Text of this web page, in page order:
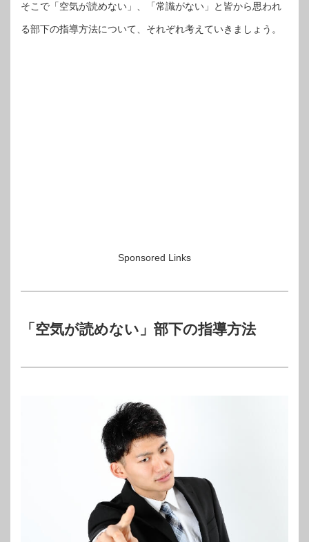
そこで「空気が読めない」、「常識がない」と皆から思われ
る部下の指導方法について、それぞれ考えていきましょう。
Sponsored Links
「空気が読めない」部下の指導方法